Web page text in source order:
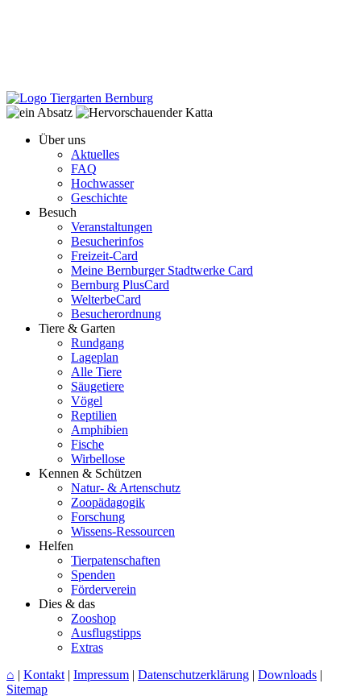
Über uns
Aktuelles
FAQ
Hochwasser
Geschichte
Besuch
Veranstaltungen
Besucherinfos
Freizeit-Card
Meine Bernburger Stadtwerke Card
Bernburg PlusCard
WelterbeCard
Besucherordnung
Tiere & Garten
Rundgang
Lageplan
Alle Tiere
Säugetiere
Vögel
Reptilien
Amphibien
Fische
Wirbellose
Kennen & Schützen
Natur- & Artenschutz
Zoopädagogik
Forschung
Wissens-Ressourcen
Helfen
Tierpatenschaften
Spenden
Förderverein
Dies & das
Zooshop
Ausflugstipps
Extras
⌂ | Kontakt | Impressum | Datenschutzerklärung | Downloads |
Sitemap